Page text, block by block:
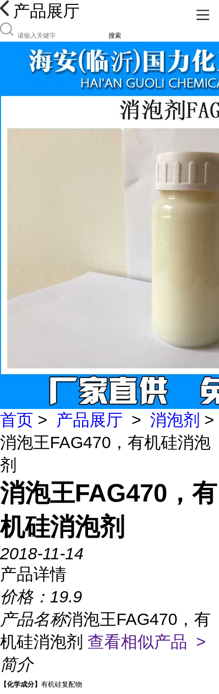
产品展厅
搜索
首页 > 产品展厅 > 消泡剂 >
消泡王FAG470，有机硅消泡
剂
消泡王FAG470，有
机硅消泡剂
2018-11-14
产品详情
价格： 19.9
产品名称消泡王FAG470，有
机硅消泡剂 查看相似产品 >
简介
【化学成分】 有机硅复配物